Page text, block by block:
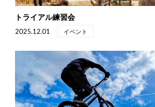
トライアル練習会
2025.12.01 イベント